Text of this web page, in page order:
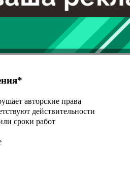
авторские права
действительности
сроки работ